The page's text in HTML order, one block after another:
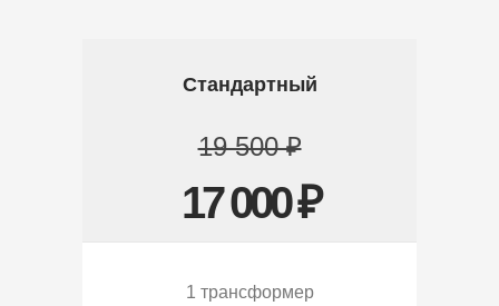
Стандартный
19 500 ₽
17 000 ₽
1 трансформер